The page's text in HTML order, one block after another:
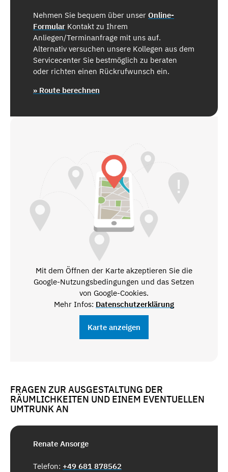
Nehmen Sie bequem über unser Online-
Formular Kontakt zu Ihrem
Anliegen/Terminanfrage mit uns auf.
Alternativ versuchen unsere Kollegen aus dem
Servicecenter Sie bestmöglich zu beraten
oder richten einen Rückrufwunsch ein.
» Route berechnen
Mit dem Öffnen der Karte akzeptieren Sie die
Google-Nutzungsbedingungen und das Setzen
von Google-Cookies.
Mehr Infos: Datenschutzerklärung
Karte anzeigen
FRAGEN ZUR AUSGESTALTUNG DER
RÄUMLICHKEITEN UND EINEM EVENTUELLEN
UMTRUNK AN
Renate Ansorge
Telefon: +49 681 878562